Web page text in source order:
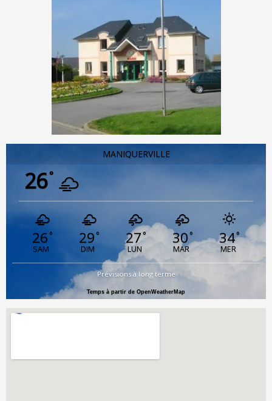
MANIQUERVILLE
26°
26°
SAM
29°
DIM
27°
LUN
30°
MAR
34°
MER
Prévisions à long terme
Temps à partir de OpenWeatherMap